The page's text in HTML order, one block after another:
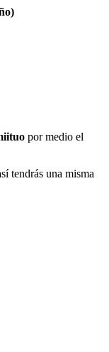
por medio el
tendrás una misma